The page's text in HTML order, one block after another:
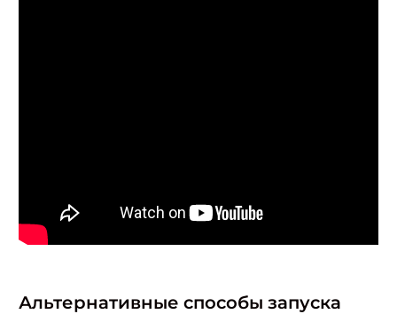
Альтернативные способы запуска